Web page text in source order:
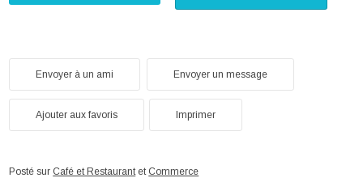
Envoyer à un ami Envoyer un message
Ajouter aux favoris Imprimer
Posté sur Café et Restaurant et Commerce